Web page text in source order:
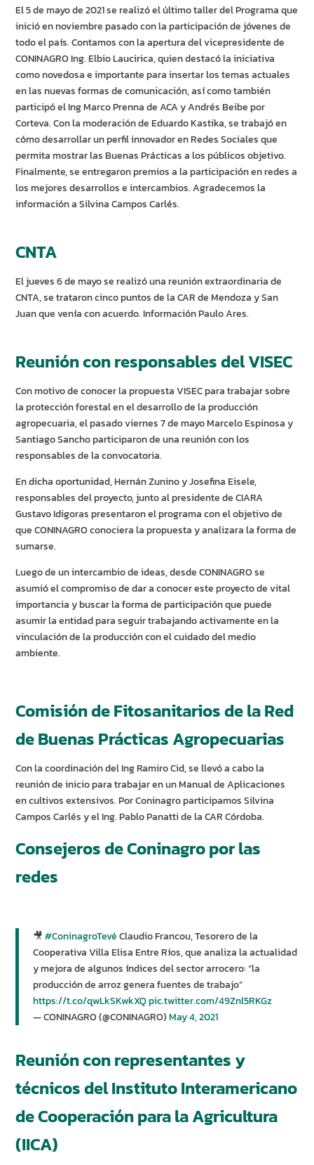
El 5 de mayo de 2021 se realizó el último taller del Programa que
inició en noviembre pasado con la participación de jóvenes de
todo el país. Contamos con la apertura del vicepresidente de
CONINAGRO Ing. Elbio Laucirica, quien destacó la iniciativa
como novedosa e importante para insertar los temas actuales
en las nuevas formas de comunicación, así como también
participó el Ing Marco Prenna de ACA y Andrés Beibe por
Corteva. Con la moderación de Eduardo Kastika, se trabajó en
cómo desarrollar un perfil innovador en Redes Sociales que
permita mostrar las Buenas Prácticas a los públicos objetivo.
Finalmente, se entregaron premios a la participación en redes a
los mejores desarrollos e intercambios. Agradecemos la
información a Silvina Campos Carlés.
CNTA
El jueves 6 de mayo se realizó una reunión extraordinaria de
CNTA, se trataron cinco puntos de la CAR de Mendoza y San
Juan que venía con acuerdo. Información Paulo Ares.
Reunión con responsables del VISEC
Con motivo de conocer la propuesta VISEC para trabajar sobre
la protección forestal en el desarrollo de la producción
agropecuaria, el pasado viernes 7 de mayo Marcelo Espinosa y
Santiago Sancho participaron de una reunión con los
responsables de la convocatoria.
En dicha oportunidad, Hernán Zunino y Josefina Eisele,
responsables del proyecto, junto al presidente de CIARA
Gustavo Idigoras presentaron el programa con el objetivo de
que CONINAGRO conociera la propuesta y analizara la forma de
sumarse.
Luego de un intercambio de ideas, desde CONINAGRO se
asumió el compromiso de dar a conocer este proyecto de vital
importancia y buscar la forma de participación que puede
asumir la entidad para seguir trabajando activamente en la
vinculación de la producción con el cuidado del medio
ambiente.
Comisión de Fitosanitarios de la Red
de Buenas Prácticas Agropecuarias
Con la coordinación del Ing Ramiro Cid, se llevó a cabo la
reunión de inicio para trabajar en un Manual de Aplicaciones
en cultivos extensivos. Por Coninagro participamos Silvina
Campos Carlés y el Ing. Pablo Panatti de la CAR Córdoba.
Consejeros de Coninagro por las
redes
🎥#ConinagroTevéClaudio Francou, Tesorero de la
Cooperativa Villa Elisa Entre Ríos, que analiza la actualidad
y mejora de algunos índices del sector arrocero: “la
producción de arroz genera fuentes de trabajo”
https://t.co/qwLkSKwkXQpic.twitter.com/49Znl5RKGz
— CONINAGRO (@CONINAGRO)May 4, 2021
Reunión con representantes y
técnicos del Instituto Interamericano
de Cooperación para la Agricultura
(IICA)